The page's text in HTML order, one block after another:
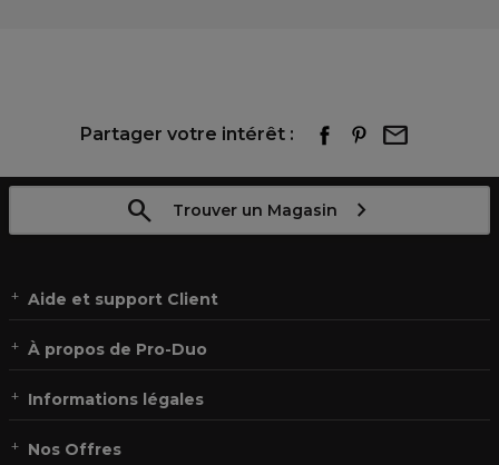
Partager votre intérêt :
Trouver un Magasin
Aide et support Client
À propos de Pro-Duo
Informations légales
Nos Offres